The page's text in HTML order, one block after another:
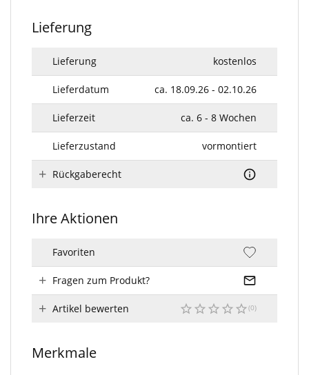
Lieferung
Lieferung kostenlos
Lieferdatum ca. 18.09.26 - 02.10.26
Lieferzeit ca. 6 - 8 Wochen
Lieferzustand vormontiert
Rückgaberecht
Ihre Aktionen
Favoriten
Fragen zum Produkt?
Artikel bewerten
Merkmale